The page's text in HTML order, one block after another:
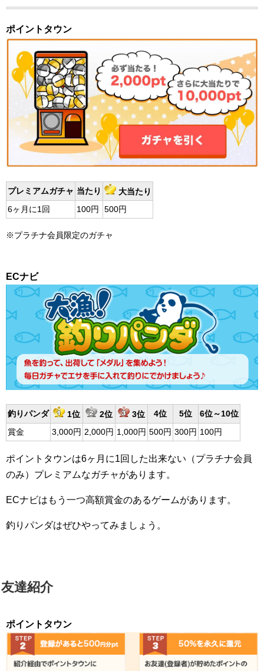
ポイントタウン
プレミアムガチャ 当たり
大当たり
6ヶ月に1回
100円 500円
※プラチナ会員限定のガチャ
ECナビ
釣りパンダ 1位 2位 3位 4位 5位 6位～10位
賞金 3,000円 2,000円 1,000円 500円 300円 100円
ポイントタウンは6ヶ月に1回した出来ない（プラチナ会員
のみ）プレミアムなガチャがあります。
ECナビはもう一つ高額賞金のあるゲームがあります。
釣りパンダはぜひやってみましょう。
友達紹介
ポイントタウン